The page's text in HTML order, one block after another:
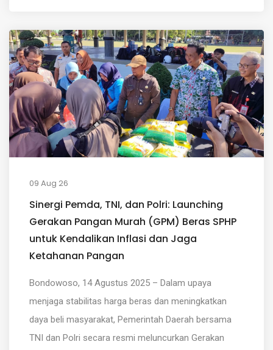
09 Aug 26
Sinergi Pemda, TNI, dan Polri: Launching
Gerakan Pangan Murah (GPM) Beras SPHP
untuk Kendalikan Inflasi dan Jaga
Ketahanan Pangan
Bondowoso, 14 Agustus 2025 – Dalam upaya
menjaga stabilitas harga beras dan meningkatkan
daya beli masyarakat, Pemerintah Daerah bersama
TNI dan Polri secara resmi meluncurkan Gerakan